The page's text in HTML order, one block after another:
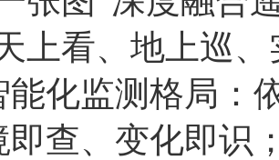
上看、地上巡
能化监测格局：
即查、变化即识